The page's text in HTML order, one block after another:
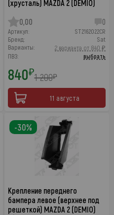
(хрусталь) MAZDA 2 (DEMIO)
0,00
0
Артикул:
ST2162022CR
Бренд:
Sat
Варианты:
2 варианта от 840 ₽
ПВЗ:
выбрать
840₽1 200₽
11 августа
Крепление переднего
бампера левое (верхнее под
решеткой) MAZDA 2 (DEMIO)
-30%